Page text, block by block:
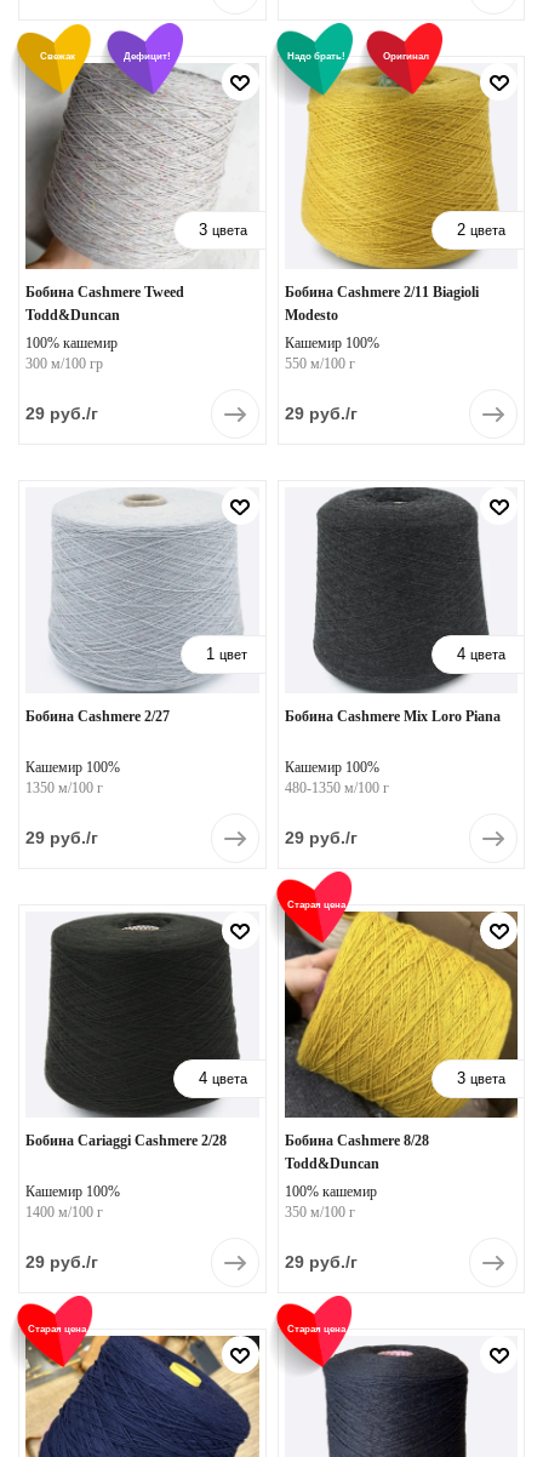
Свежак Дефицит!
3 цвета
Бобина Cashmere Tweed
Todd&Duncan
100% кашемир
300 м/100 гр
29 руб./г
Надо брать! Оригинал
2 цвета
Бобина Cashmere 2/11 Biagioli
Modesto
Кашемир 100%
550 м/100 г
29руб./г
1 цвет
Бобина Cashmere 2/27
Кашемир 100%
1350 м/100 г
29 руб./г
4 цвета
Бобина Cashmere Mix Loro Piana
Кашемир 100%
480-1350 м/100 г
29руб./г
4 цвета
Бобина Cariaggi Cashmere 2/28
Кашемир 100%
1400 м/100 г
29 руб./г
Старая цена
3 цвета
Бобина Cashmere 8/28
Todd&Duncan
100% кашемир
350 м/100 г
29руб./г
Старая цена Старая цена